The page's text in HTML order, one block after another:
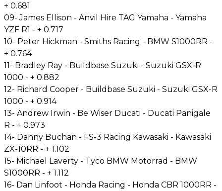
+ 0.681
09- James Ellison - Anvil Hire TAG Yamaha - Yamaha
YZF R1 - + 0.717
10- Peter Hickman - Smiths Racing - BMW S1000RR -
+ 0.764
11- Bradley Ray - Buildbase Suzuki - Suzuki GSX-R
1000 - + 0.882
12- Richard Cooper - Buildbase Suzuki - Suzuki GSX-R
1000 - + 0.914
13- Andrew Irwin - Be Wiser Ducati - Ducati Panigale
R - + 0.973
14- Danny Buchan - FS-3 Racing Kawasaki - Kawasaki
ZX-10RR - + 1.102
15- Michael Laverty - Tyco BMW Motorrad - BMW
S1000RR - + 1.112
16- Dan Linfoot - Honda Racing - Honda CBR 1000RR -